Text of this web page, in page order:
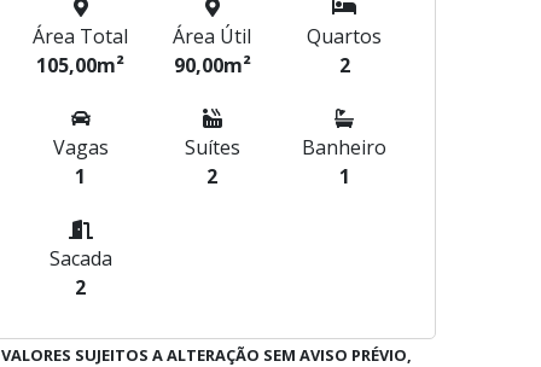
Área Total
105,00m²
Área Útil
90,00m²
Quartos
2
Vagas
1
Suítes
2
Banheiro
1
Sacada
2
SUJEITOS A ALTERAÇÃO SEM AVISO PRÉVIO,